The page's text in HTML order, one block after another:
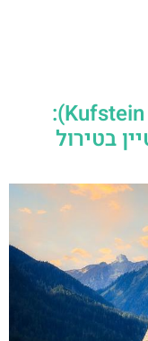
מצודת קופשטיין (Kufstein Fortress):
בטירול